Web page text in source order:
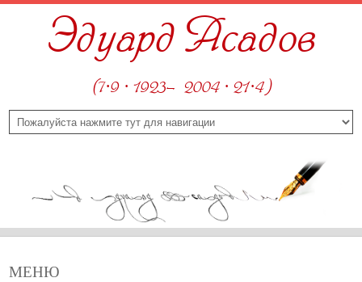
Эдуард Асадов
(7·9 · 1923—2004 · 21·4)
МЕНЮ